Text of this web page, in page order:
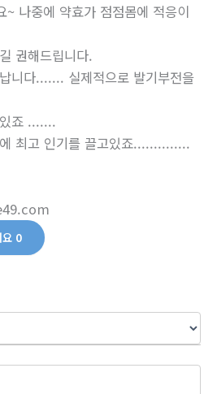
~ 나중에 약효가 점점몸에 적응이
권해드립니다.
니다....... 실제적으로 발기부전을
죠 .......
최고 인기를 끌고있죠..............
0